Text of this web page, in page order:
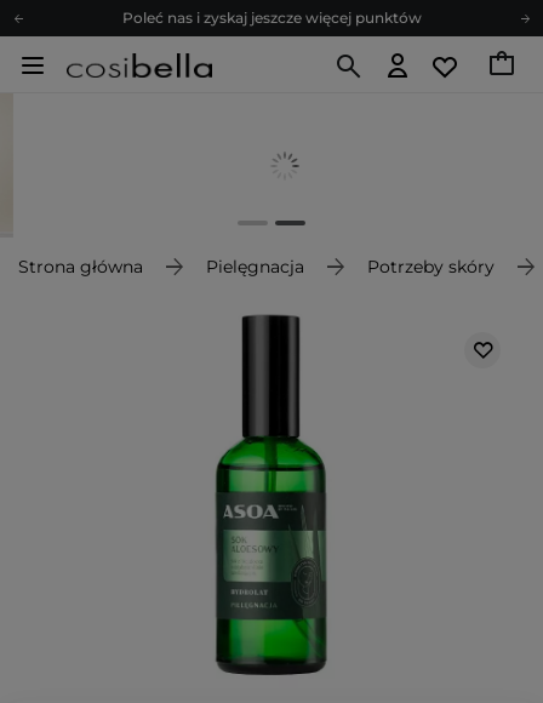
Poleć nas i zyskaj jeszcze więcej punktów
Zapisz się na newsletter pełen porad
Poleć nas i zyskaj jeszcze więcej punktów
Strona główna Pielęgnacja Potrzeby skóry